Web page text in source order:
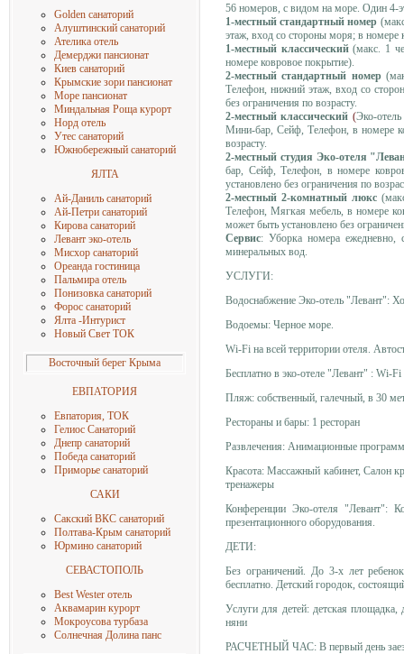
Golden санаторий
Алуштинский санаторий
Ателика отель
Демерджи пансионат
Киев санаторий
Крымские зори пансионат
Море пансионат
Миндальная Роща курорт
Норд отель
Утес санаторий
Южнобережный санаторий
ЯЛТА
Ай-Даниль санаторий
Ай-Петри санаторий
Кирова санаторий
Левант эко-отель
Мисхор санаторий
Ореанда гостиница
Пальмира отель
Понизовка санаторий
Форос санаторий
Ялта -Интурист
Новый Свет ТОК
Восточный берег Крыма
ЕВПАТОРИЯ
Евпатория, ТОК
Гелиос Санаторий
Днепр санаторий
Победа санаторий
Приморье санаторий
САКИ
Сакский ВКС санаторий
Полтава-Крым санаторий
Юрмино санаторий
СЕВАСТОПОЛЬ
Best Wester отель
Аквамарин курорт
Мокроусова турбаза
Солнечная Долина панс
56 номеров, с видом на море. Один 4-
1-местный стандартный номер
этаж, вход со стороны моря; в номере
1-местный классический(макс. 1
номере ковровое покрытие).
2-местный стандартный номер
Телефон, нижний этаж, вход со
без ограничения по возрасту.
2-местный классический (Эко-
Мини-бар, Сейф, Телефон, в номере
возрасту.
2-местный студия Эко-отеля
бар, Сейф, Телефон, в номере
установлено без ограничения по
2-местный 2-комнатный люкс
Телефон, Мягкая мебель, в номере
может быть установлено без
Сервис: Уборка номера ежедневно,
минеральных вод.
УСЛУГИ:
Водоснабжение Эко-отель "Левант":
Водоемы: Черное море.
Wi-Fi на всей территории отеля.
Бесплатно в эко-отеле "Левант" : Wi-
Пляж: собственный, галечный, в 30
Рестораны и бары: 1 ресторан
Развлечения: Анимационные
Красота: Массажный кабинет, Салон
тренажеры
Конференции Эко-отеля "Левант":
презентационного оборудования.
ДЕТИ:
Без ограничений. До 3-х лет
бесплатно. Детский городок,
Услуги для детей: детская площадка,
няни
РАСЧЕТНЫЙ ЧАС: В первый день